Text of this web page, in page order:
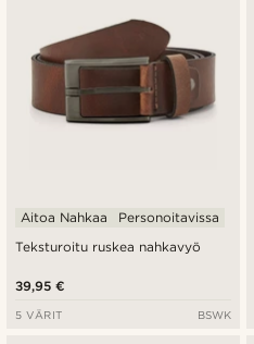
Teksturoitu ruskea nahkavyö
Aitoa Nahkaa Personoitavissa
39,95 €
5 VÄRIT BSWK